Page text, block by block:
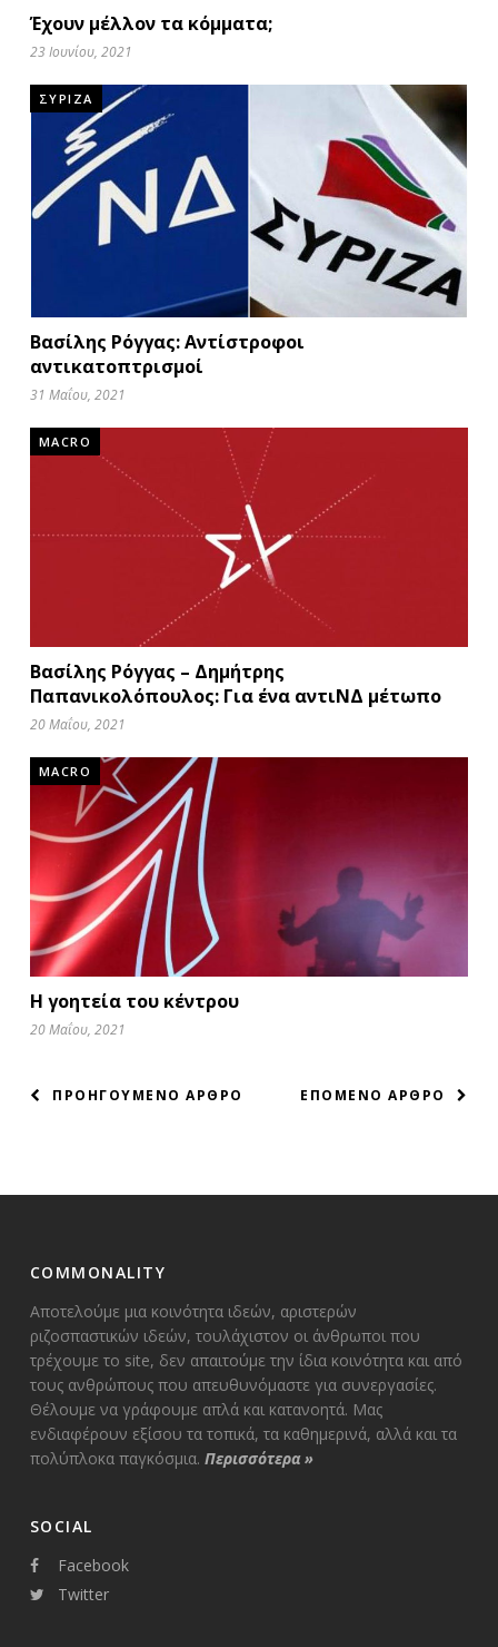
Έχουν μέλλον τα κόμματα;
23 Ιουνίου, 2021
ΣΥΡΙΖΑ
Βασίλης Ρόγγας: Αντίστροφοι
αντικατοπτρισμοί
31 Μαΐου, 2021
MACRO
Βασίλης Ρόγγας – Δημήτρης
Παπανικολόπουλος: Για ένα αντιΝΔ μέτωπο
20 Μαΐου, 2021
MACRO
Η γοητεία του κέντρου
20 Μαΐου, 2021
ΠΛΟΗΓΗΣΗ
ΕΠΟΜΕΝΟ ΑΡΘΡΟ
ΠΡΟΗΓΟΥΜΕΝΟ ΑΡΘΡΟ
COMMONALITY
Αποτελούμε μια κοινότητα ιδεών, αριστερών
ριζοσπαστικών ιδεών, τουλάχιστον οι άνθρωποι που
τρέχουμε το site, δεν απαιτούμε την ίδια κοινότητα και από
τους ανθρώπους που απευθυνόμαστε για συνεργασίες.
Θέλουμε να γράφουμε απλά και κατανοητά. Μας
ενδιαφέρουν εξίσου τα τοπικά, τα καθημερινά, αλλά και τα
πολύπλοκα παγκόσμια. Περισσότερα»
SOCIAL
Facebook
Twitter